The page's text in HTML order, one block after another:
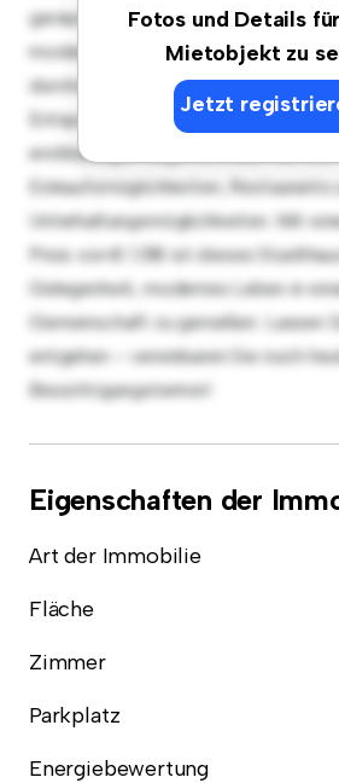
Fotos und Details
Mietobjekt zu
Jetzt
geräumige Stadthaus mit 4
modernen und komfortablen
durchdachte Raumaufteilung bietet
Entspannen und für Unterhaltung.
erstklassigen Lage befinden Sie
Einkaufsmöglichkeiten, Restaurants
Unterhaltungsmöglichkeiten. Mit
Preis von € 1.318 ist dieses
Gelegenheit, modernes Leben in
Gemeinschaft zu genießen. Lassen
entgehen – vereinbaren Sie noch
Besichtigungstermin!
Eigenschaften der
Art der Immobilie
Fläche
Zimmer
Parkplatz
Energiebewertung